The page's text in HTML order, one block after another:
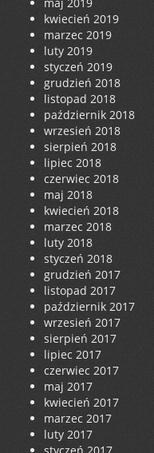
kwiecień 2019
marzec 2019
luty 2019
styczeń 2019
grudzień 2018
listopad 2018
październik 2018
wrzesień 2018
sierpień 2018
lipiec 2018
czerwiec 2018
maj 2018
kwiecień 2018
marzec 2018
luty 2018
styczeń 2018
grudzień 2017
listopad 2017
październik 2017
wrzesień 2017
sierpień 2017
lipiec 2017
czerwiec 2017
maj 2017
kwiecień 2017
marzec 2017
luty 2017